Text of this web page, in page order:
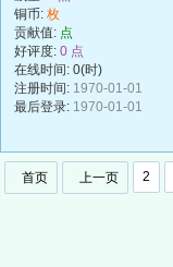
铜币: 枚
贡献值: 点
好评度: 0 点
在线时间: 0(时)
注册时间: 1970-01-01
最后登录: 1970-01-01
首页 上一页 2